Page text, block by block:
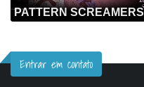
PATTERN SCREAMERS
Entrar em contato